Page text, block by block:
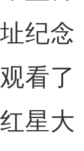
纪念
看了
星大